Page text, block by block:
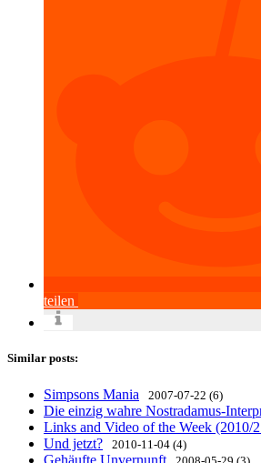
teilen
Similar posts:
Simpsons Mania 2007-07-22 (6)
Die einzig wahre Nostradamus-
Links and Video of the Week (2010/
Und jetzt? 2010-11-04 (4)
Gehäufte Unvernunft